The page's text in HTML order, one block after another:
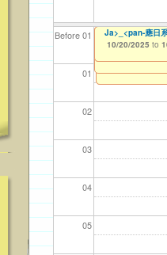
Before 01
01
02
03
04
05
【資網處】
整合系統～表單
【財務處】工讀
11/12/2021 to
【財務處】漏打
錄
114學年度前程
表(服務學習教師
114
02/
114
03/
【學
07/
114
09/
商品
11/
教務
11/
114
02/
【財
08/
【教學暨學習資
步教師教學研
銘傳大學永續發
10/15/2025 to
ja>_<pan應日系
10/16/2025 to
Ja>_<pan-應日
10/20/2025 to